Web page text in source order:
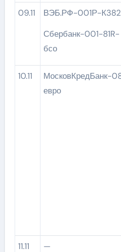
09.11
ВЭБ.РФ-001Р-К382
Сбербанк-001-81R-
бсо
10.11
МосковКредБанк-08-
евро
11.11 —